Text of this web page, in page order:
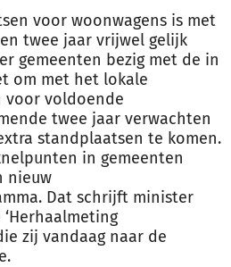
voor woonwagens is met
twee jaar vrijwel gelijk
gemeenten bezig met de in
om met het lokale
voor voldoende
twee jaar verwachten
standplaatsen te komen.
in gemeenten
nieuw
Dat schrijft minister
zij vandaag naar de